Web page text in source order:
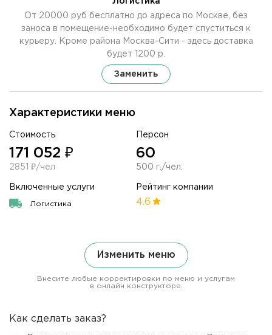
Характеристики меню
Стоимость
171 052 ₽
2851 ₽/чел
Персон
60
500 г./чел.
Включенные услуги
Логистика
Рейтинг компании
4.6
Изменить меню
Внесите любые корректировки по меню и услугам
в онлайн конструкторе.
От 20000 руб бесплатно до адреса по Москве, без
заноса в помещение-необходимо будет спуститься к
курьеру. Кроме района Москва-Сити - здесь доставка
будет 1200 р.
Заменить
Как сделать заказ?